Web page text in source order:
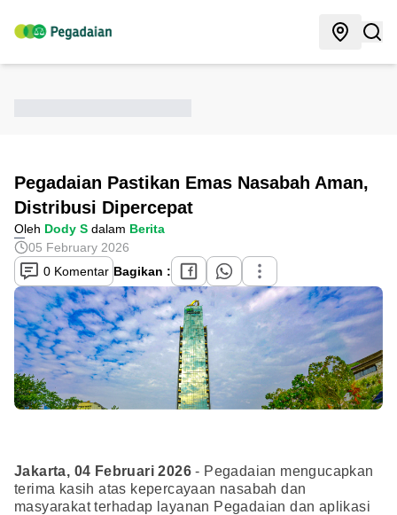
Pegadaian Pastikan Emas Nasabah Aman,
Distribusi Dipercepat
Oleh Dody S dalam Berita
05 February 2026
0 Komentar Bagikan :
Jakarta, 04 Februari 2026 - Pegadaian mengucapkan
terima kasih atas kepercayaan nasabah dan
masyarakat terhadap layanan Pegadaian dan aplikasi